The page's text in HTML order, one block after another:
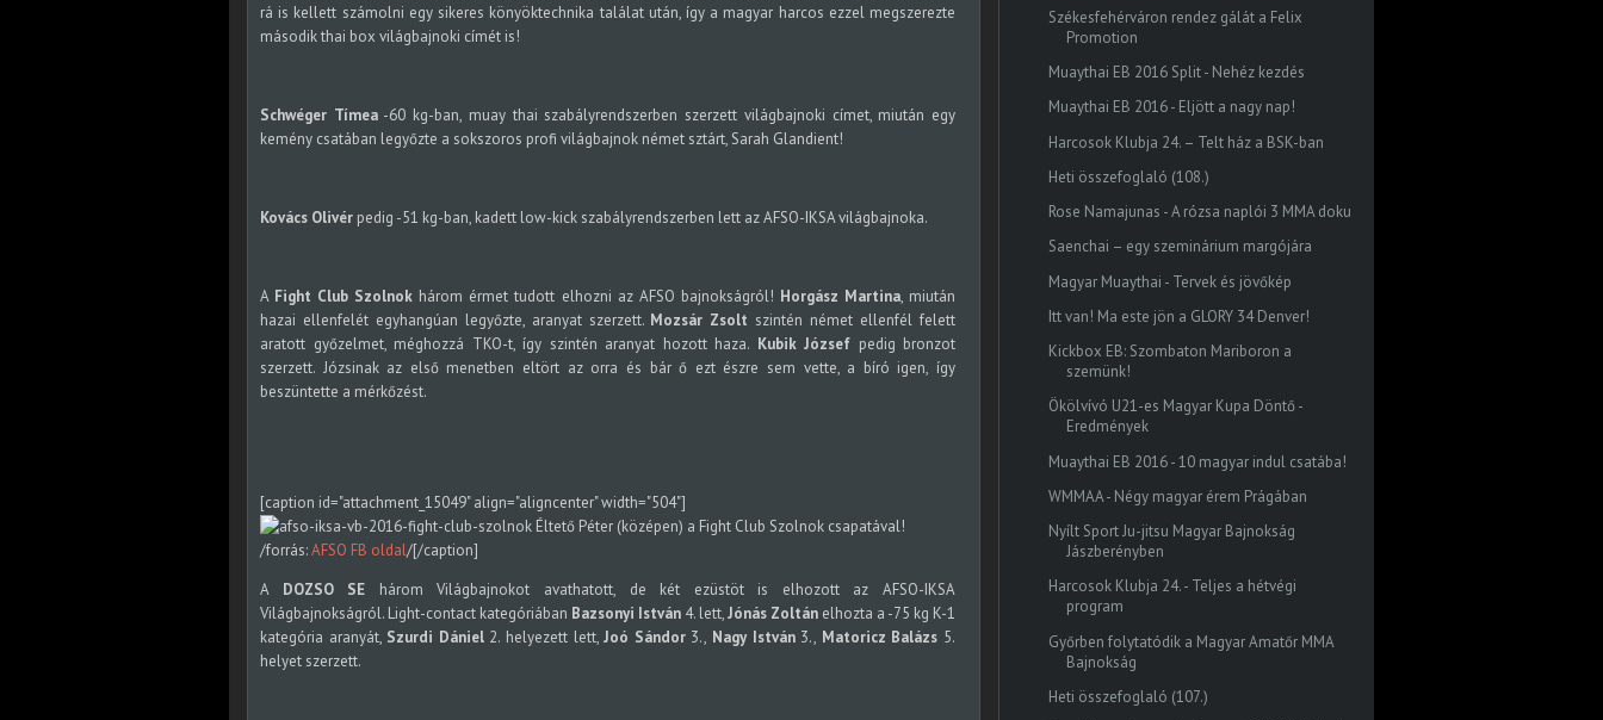
rá is kellett számolni egy sikeres könyöktechnika találat után, így a magyar harcos ezzel megszerezte
második thai box világbajnoki címét is!
Schwéger Tímea-60 kg-ban, muay thai szabályrendszerben szerzett világbajnoki címet, miután egy
kemény csatában legyőzte a sokszoros profi világbajnok német sztárt, Sarah Glandient!
Kovács Olivér pedig -51 kg-ban, kadett low-kick szabályrendszerben lett az AFSO-IKSA világbajnoka.
A Fight Club Szolnok három érmet tudott elhozni az AFSO bajnokságról! Horgász Martina, miután
hazai ellenfelét egyhangúan legyőzte, aranyat szerzett. Mozsár Zsolt szintén német ellenfél felett
aratott győzelmet, méghozzá TKO-t, így szintén aranyat hozott haza. Kubik József pedig bronzot
szerzett. Józsinak az első menetben eltört az orra és bár ő ezt észre sem vette, a bíró igen, így
beszüntette a mérkőzést.
[caption id="attachment_15049" align="aligncenter" width="504"]
Éltető Péter (középen) a Fight Club Szolnok csapatával!
/forrás:AFSO FB oldal/[/caption]
A DOZSO SE három Világbajnokot avathatott, de két ezüstöt is elhozott az AFSO-IKSA
Világbajnokságról. Light-contact kategóriában Bazsonyi István 4. lett,Jónás Zoltán elhozta a -75 kg K-1
kategória aranyát, Szurdi Dániel2. helyezett lett,Joó Sándor3., Nagy István3., Matoricz Balázs 5.
helyet szerzett.
Székesfehérváron rendez gálát a Felix
Promotion
Muaythai EB 2016 Split - Nehéz kezdés
Muaythai EB 2016 - Eljött a nagy nap!
Harcosok Klubja 24. – Telt ház a BSK-ban
Heti összefoglaló (108.)
Rose Namajunas - A rózsa naplói 3 MMA doku
Saenchai – egy szeminárium margójára
Magyar Muaythai - Tervek és jövőkép
Itt van! Ma este jön a GLORY 34 Denver!
Kickbox EB: Szombaton Mariboron a
szemünk!
Ökölvívó U21-es Magyar Kupa Döntő -
Eredmények
Muaythai EB 2016 - 10 magyar indul csatába!
WMMAA - Négy magyar érem Prágában
Nyílt Sport Ju-jitsu Magyar Bajnokság
Jászberényben
Harcosok Klubja 24. - Teljes a hétvégi
program
Győrben folytatódik a Magyar Amatőr MMA
Bajnokság
Heti összefoglaló (107.)